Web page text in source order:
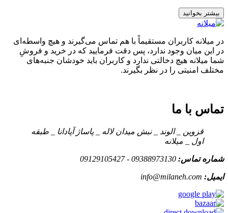
بیشتر بخوانید
در میلانه کاربران مستقیماً با هم تماس می‌گیرند و هیچ واسطه‌ای
در این میان وجود ندارد، پس دقت فرمایید که در خرید و فروشِ
شما میلانه هیچ دخالتی ندارد و کاربران باید خودشان جنبه‌های
مختلف امنیتی را در نظر بگیرند.
تماس با ما
قزوین _ الوند _ نبش میدان لاله _ پاساژ آپادانا _ طبقه
اول _ میلانه
شماره تماس: 09388973130 - 09129105427
ایمیل: info@milaneh.com